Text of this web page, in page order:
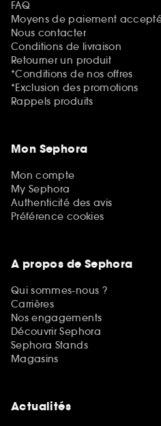
FAQ
Moyens de paiement
Nous contacter
Conditions de livraison
Retourner un produit
*Conditions de nos offres
*Exclusion des promotions
Rappels produits
Mon Sephora
Mon compte
My Sephora
Authenticité des avis
Préférence cookies
A propos de Sephora
Qui sommes-nous ?
Carrières
Nos engagements
Découvrir Sephora
Sephora Stands
Magasins
Actualités